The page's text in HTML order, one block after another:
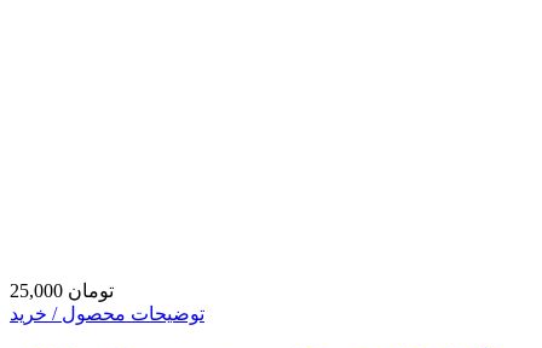
25,000 تومان
توضیحات محصول / خرید